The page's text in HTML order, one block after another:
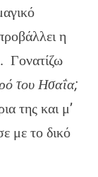
η
Γονατίζω
του Ησαΐα;
της και μ’
με το δικό